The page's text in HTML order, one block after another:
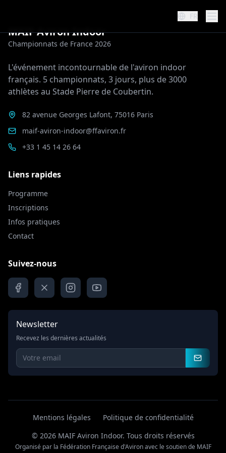
FR
MAIF Aviron Indoor
Championnats de France 2026
L'événement incontournable de l'aviron indoor
français. 5 championnats, 3 jours, plus de 3000
athlètes au Stade Pierre de Coubertin.
82 avenue Georges Lafont, 75016 Paris
maif-aviron-indoor@ffaviron.fr
+33 1 45 14 26 64
Liens rapides
Programme
Inscriptions
Infos pratiques
Contact
Suivez-nous
Newsletter
Recevez les dernières actualités
Mentions légales
Politique de confidentialité
© 2026 MAIF Aviron Indoor. Tous droits réservés
Organisé par la Fédération Française d'Aviron avec le soutien de MAIF